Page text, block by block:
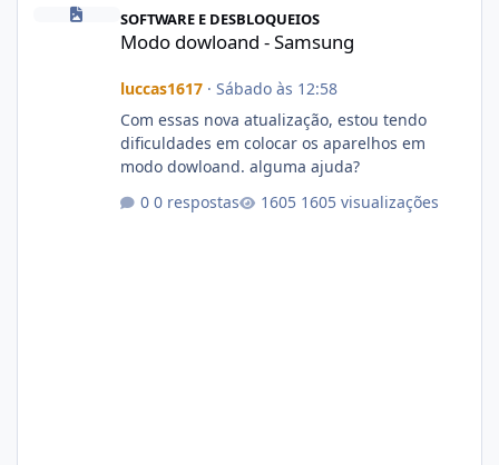
SOFTWARE E DESBLOQUEIOS
Modo dowloand - Samsung
luccas1617· Sábado às 12:58
Com essas nova atualização, estou tendo
dificuldades em colocar os aparelhos em
modo dowloand. alguma ajuda?
0 respostas
1605 visualizações